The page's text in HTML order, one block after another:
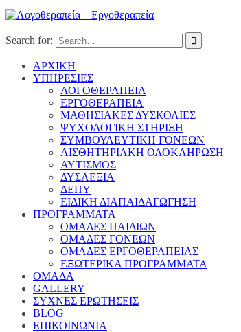
Search for:
ΑΡΧΙΚΗ
ΥΠΗΡΕΣΙΕΣ
ΛΟΓΟΘΕΡΑΠΕΙΑ
ΕΡΓΟΘΕΡΑΠΕΙΑ
ΜΑΘΗΣΙΑΚΕΣ ΔΥΣΚΟΛΙΕΣ
ΨΥΧΟΛΟΓΙΚΗ ΣΤΗΡΙΞΗ
ΣΥΜΒΟΥΛΕΥΤΙΚΗ ΓΟΝΕΩΝ
ΑΙΣΘΗΤΗΡΙΑΚΗ ΟΛΟΚΛΗΡΩΣΗ
ΑΥΤΙΣΜΟΣ
ΔΥΣΛΕΞΙΑ
ΔΕΠΥ
ΕΙΔΙΚΗ ΔΙΑΠΑΙΔΑΓΩΓΗΣΗ
ΠΡΟΓΡΑΜΜΑΤΑ
ΟΜΑΔΕΣ ΠΑΙΔΙΩΝ
ΟΜΑΔΕΣ ΓΟΝΕΩΝ
ΟΜΑΔΕΣ ΕΡΓΟΘΕΡΑΠΕΙΑΣ
ΕΞΩΤΕΡΙΚΑ ΠΡΟΓΡΑΜΜΑΤΑ
ΟΜΑΔΑ
GALLERY
ΣΥΧΝΕΣ ΕΡΩΤΗΣΕΙΣ
BLOG
ΕΠΙΚΟΙΝΩΝΙΑ